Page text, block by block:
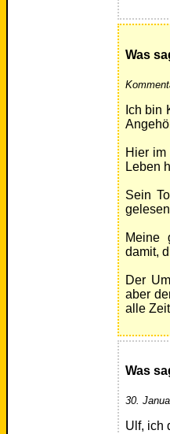
Was
Ich bin
Hier
Leben
Sein
Meine
damit,
Der
aber
alle
Was
30.
Ulf, ich